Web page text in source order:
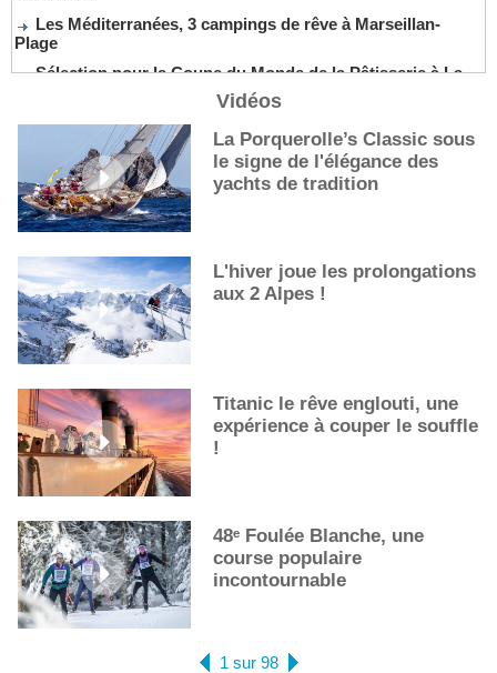
Les Méditerranées, 3 campings de rêve à Marseillan-
Plage
Sélection pour la Coupe du Monde de la Pâtisserie à La
Les cocktails, stars de l’été
La première sélection des grappes du Guide Michelin
Vidéos
La Porquerolle’s Classic sous
le signe de l'élégance des
yachts de tradition
L'hiver joue les prolongations
aux 2 Alpes !
Titanic le rêve englouti, une
expérience à couper le souffle
!
48ᵉ Foulée Blanche, une
course populaire
incontournable
1 sur 98